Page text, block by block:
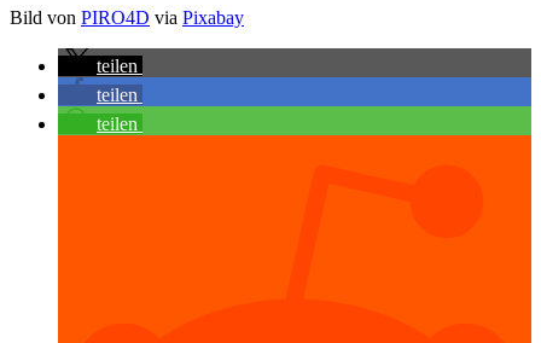
Bild von PIRO4D via Pixabay
teilen
teilen
teilen